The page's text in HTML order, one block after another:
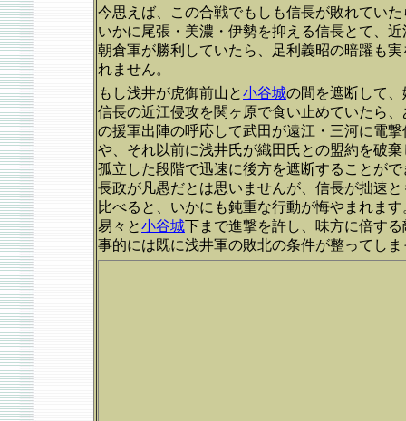
今思えば、この合戦でもしも信長が敗れてい
いかに尾張・美濃・伊勢を抑える信長とて、
朝倉軍が勝利していたら、足利義昭の暗躍も
れません。
もし浅井が虎御前山と小谷城の間を遮断して
信長の近江侵攻を関ヶ原で食い止めていたら
の援軍出陣の呼応して武田が遠江・三河に電
や、それ以前に浅井氏が織田氏との盟約を破
孤立した段階で迅速に後方を遮断することが
長政が凡愚だとは思いませんが、信長が拙速
比べると、いかにも鈍重な行動が悔やまれま
易々と小谷城下まで進撃を許し、味方に倍す
事的には既に浅井軍の敗北の条件が整ってし